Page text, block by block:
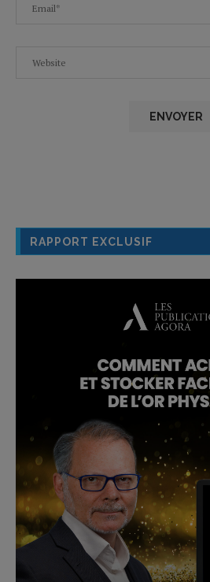
RAPPORT EXCLUSIF